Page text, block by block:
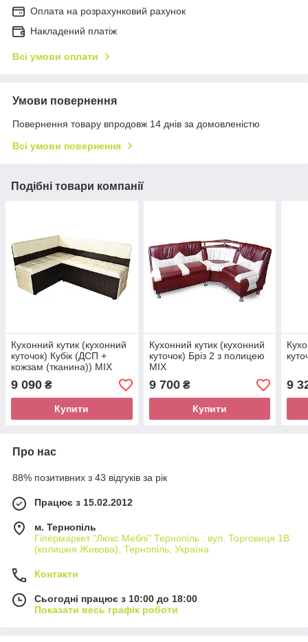
Оплата на розрахунковий рахунок
Накладений платіж
Всі умови оплати
Умови повернення
Повернення товару впродовж 14 днів за домовленістю
Всі умови повернення
Подібні товари компанії
Кухонний кутик (кухонний
куточок) Кубік (ДСП +
кожзам (тканина)) MIX
9 090 ₴
Купити
Кухонний кутик (кухонний
куточок) Бріз 2 з полицею
MIX
9 700₴
Купити
9
Про нас
88% позитивних з 43 відгуків за рік
Працює з 15.02.2012
м. Тернопіль
Гіпермаркет "Люкс Меблі" Тернопіль : вул. Торговиця 1В
(колишня Живова), Тернопіль, Україна
Контакти
Сьогодні працює з 10:00 до 18:00
Показати весь графік роботи